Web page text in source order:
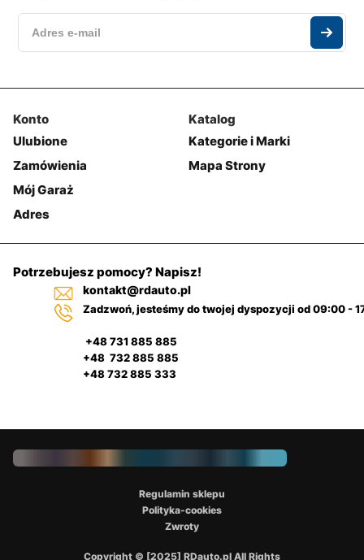
Konto
Ulubione
Zamówienia
Mój Garaż
Adres
Katalog
Kategorie i Marki
Mapa Strony
Potrzebujesz pomocy? Napisz!
kontakt@rdauto.pl
Zadzwoń, jesteśmy do twojej dyspozycji od 09:00 -
+48 731 885 885
+48 732 885 885
+48 732 885 333
Copyright © [2025] RDauto.pl All Rights
Regulamin sklepu
Polityka-cookies
Zwroty